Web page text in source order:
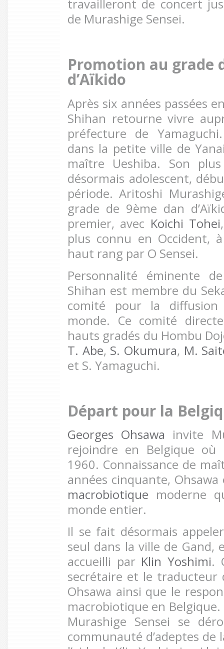
travailleront de concert
de Murashige Sensei.
Promotion au grade
d’Aïkido
Après six années passées
Shihan retourne vivre
préfecture de
dans la petite ville de
maître Ueshiba. Son
désormais adolescent,
période. Aritoshi
grade de 9ème dan
premier, avec Koichi Tohei
plus connu en Occident,
haut rang par O Sensei.
Personnalité éminente
Shihan est membre du
comité pour la diffusion
monde. Ce comité
hauts gradés du Hombu
T. Abe, S. Okumura, M.
et S. Yamaguchi.
Départ pour la
Georges Ohsawa invite
rejoindre en Belgique
1960. Connaissance de
années cinquante,
macrobiotique moderne
monde entier.
Il se fait désormais
seul dans la ville de Gand,
accueilli par Klin Yoshimi.
secrétaire et le traducteur
Ohsawa ainsi que le
macrobiotique en
Murashige Sensei se
communauté d’adeptes de